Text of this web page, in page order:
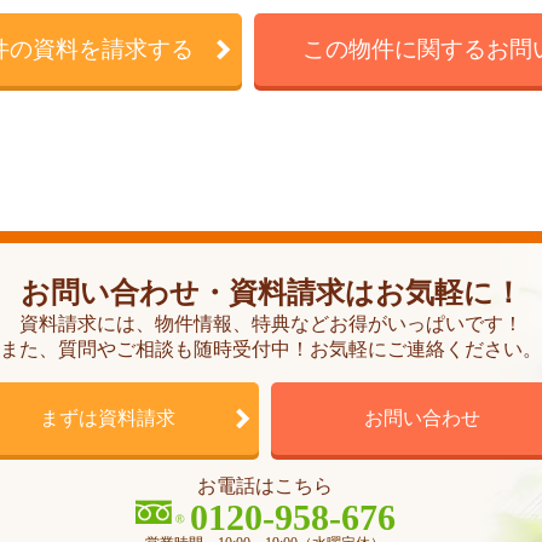
の資料を請求する この物件に関するお問
お問い合わせ・資料請求はお気軽に！
資料請求には、物件情報、特典などお得がいっぱいです！
また、質問やご相談も随時受付中！お気軽にご連絡ください。
まずは資料請求 お問い合わせ
お電話はこちら
0120-958-676